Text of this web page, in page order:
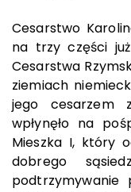
Cesarstwo
na trzy części
Cesarstwa
ziemiach
jego cesarzem
wpłynęło na
Mieszka I, który
dobrego